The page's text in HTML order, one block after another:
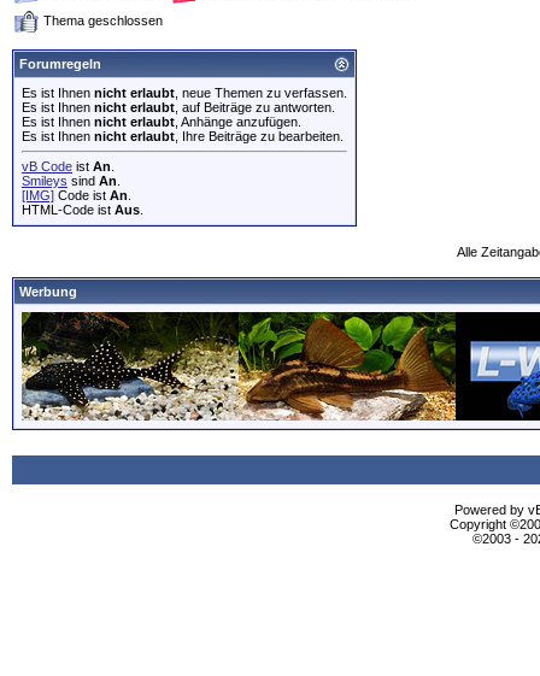
Thema geschlossen
Forumregeln
Es ist Ihnen nicht erlaubt , neue Themen zu verfassen.
Es ist Ihnen nicht erlaubt , auf Beiträge zu antworten.
Es ist Ihnen nicht erlaubt , Anhänge anzufügen.
Es ist Ihnen nicht erlaubt , Ihre Beiträge zu bearbeiten.
vB Code ist An
Smileys sind An
[IMG] Code ist An
HTML-Code ist Aus
Alle
Werbung
Powered by
Copyright
©2003 -